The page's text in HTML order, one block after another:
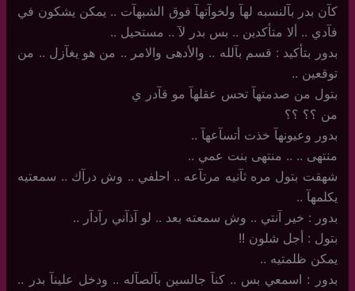
كآن بدر بآلنسبه لهآ ولخوآتهآ فوق الشبهآت .. يمكن يشكون في
فآدي .. ألا متأكدين .. بس بدر لآ .. مستحيل ..
بدور بتأكيد : قسم بآلله .. والأدهى والامر .. من هو يغآزل .. من
توقعين ..
بتول من صدمتهآ تحس عقلهآ مو قآدر ي
من ؟؟ ؟؟
بدور وعيونهآ خذت أتسآعهآ ..
منتهى .. .. منتهى بنت عمي ..
شهقت بتول مره ثآنيه مرتآعه .. احلفي .. وش درآك .. سمعتيه
يكلمهآ ..
بدور : خير آنتي .. وش سمعته بعد .. لو آذآني رآدآر ..
بتول : أجل شلون ‏!!
يمكن ظلمتيه ..
بدور ‏: اسمعي بس .. كنآ جالسين بآلصآله .. ودخل علينآ بدر ..